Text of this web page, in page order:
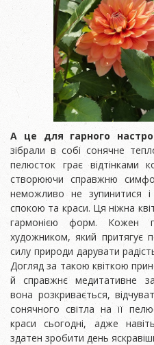
А це для гарного
зібрали в собі сонячне
пелюсток грає відтінками
створюючи справжню
неможливо не зупинитися
спокою та краси. Ця ніжна
гармонією форм. Кожен
художником, який притягує
силу природи дарувати
Догляд за такою квіткою
й справжнє медитативне
вона розкривається,
сонячного світла на її
краси сьогодні, адже
здатен зробити день